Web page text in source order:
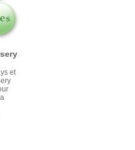
et